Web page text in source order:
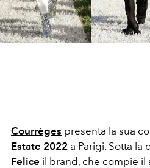
Courrèges presenta la sua
Estate 2022 a Parigi. Sotta la
Felice il brand, che compie il